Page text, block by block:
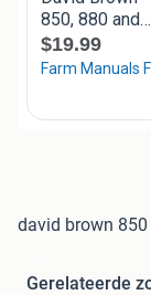
david brown 850
Gerelateerde